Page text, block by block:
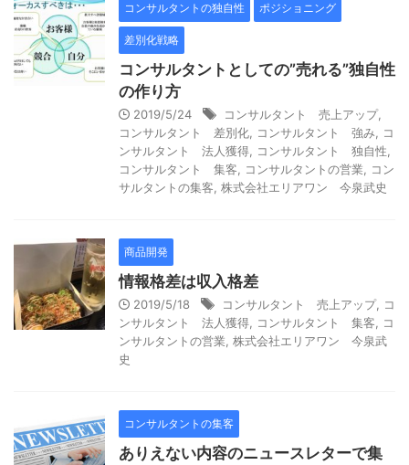
コンサルタントの独自性 ポジショニング
差別化戦略
コンサルタントとしての”売れる”独自性
の作り方
2019/5/24 コンサルタント 売上アップ,
コンサルタント 差別化
コンサルタント 強み
コ
ンサルタント 法人獲得
コンサルタント 独自性
コンサルタント 集客
コンサルタントの営業
コン
サルタントの集客 株式会社エリアワン 今泉武史
商品開発
情報格差は収入格差
2019/5/18 コンサルタント 売上アップ, コ
ンサルタント 法人獲得
コンサルタント 集客
コ
ンサルタントの営業 株式会社エリアワン 今泉武
史
コンサルタントの集客
ありえない内容のニュースレターで集